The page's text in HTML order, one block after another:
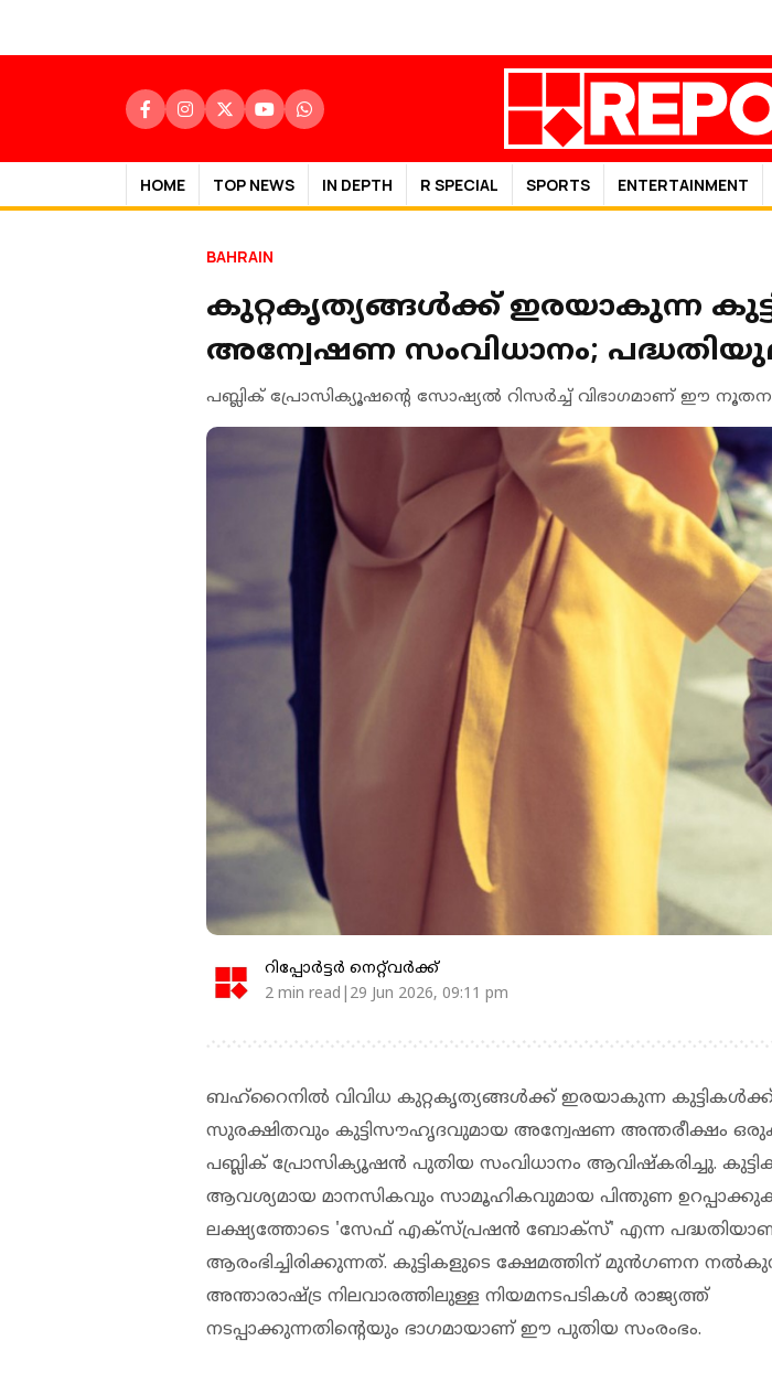
HOME TOP NEWS IN DEPTH R SPECIAL SPORTS ENTERTAINMENT
BAHRAIN
കുറ്റകൃത്യങ്ങൾക്ക് ഇരയാകുന്ന
അന്വേഷണ സംവിധാനം;
പബ്ലിക് പ്രോസിക്യൂഷന്റെ സോഷ്യൽ റിസർച്ച് വിഭാഗമാണ് ഈ നൂതന
റിപ്പോർട്ടർ നെറ്റ്‌വര്‍ക്ക്‌
2 min read|29 Jun 2026, 09:11 pm
ബഹ്റൈനിൽ വിവിധ കുറ്റകൃത്യങ്ങൾക്ക് ഇരയാകുന്ന
സുരക്ഷിതവും കുട്ടിസൗഹൃദവുമായ അന്വേഷണ അന്തരീക്ഷം
പബ്ലിക് പ്രോസിക്യൂഷൻ പുതിയ സംവിധാനം ആവിഷ്കരിച്ചു.
ആവശ്യമായ മാനസികവും സാമൂഹികവുമായ പിന്തുണ
ലക്ഷ്യത്തോടെ 'സേഫ് എക്സ്പ്രഷൻ ബോക്സ്' എന്ന
ആരംഭിച്ചിരിക്കുന്നത്. കുട്ടികളുടെ ക്ഷേമത്തിന് മുൻഗണന
അന്താരാഷ്ട്ര നിലവാരത്തിലുള്ള നിയമനടപടികൾ രാജ്യത്ത്
നടപ്പാക്കുന്നതിന്റെയും ഭാഗമായാണ് ഈ പുതിയ സംരംഭം.